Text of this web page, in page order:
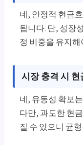
네, 안정적 현금
됩니다. 단, 성장
정 비중을 유지해
시장 충격 시
네, 유동성 확보
다만, 과도한 현
질 수 있으니 균